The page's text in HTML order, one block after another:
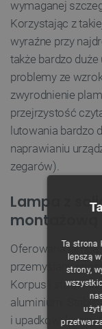
wymaganej
Korzystając z
wyraźne przy
także bardzo duże
problemy ze
zwyrodnienie
przejrzystość
lutowania bardzo
naprawianiu
zegarów).
Lampa z
montażową
Oferowana lampa
przemyślany
Korpus i statyw
aluminium.
i upadkowi lampy.
Ta strona
lepszą
strony,